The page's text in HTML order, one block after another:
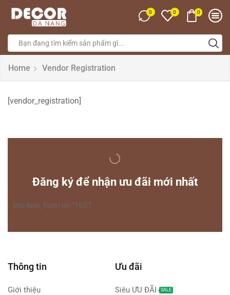
0 0 0
Home Vendor Registration
[vendor_registration]
Đăng ký để nhận ưu đãi mới nhất
[mc4wp_form id="163"]
Thông tin
Giới thiệu
Ưu đãi
Siêu ƯU ĐÃI SALE